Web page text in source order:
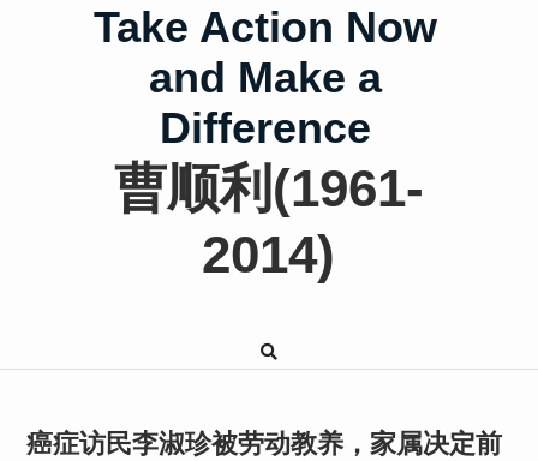
Take Action Now
and Make a
Difference
曹顺利(1961-
2014)
癌症访民李淑珍被劳动教养，家属决定前